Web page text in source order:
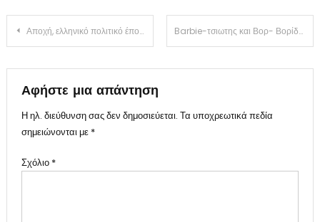
Πλοήγηση
Αποχή, ελληνικό πολιτικό έπος(ΒΊΝΤΕΟ) Barbie-τσιωτης και Βορ- Βορίδης..(ΒΙΝΤΕΟ)
Αφήστε μια απάντηση
Η ηλ. διεύθυνση σας δεν δημοσιεύεται. Τα υποχρεωτικά πεδία
σημειώνονται με *
Σχόλιο *